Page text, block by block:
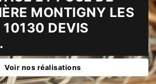
MONTIGNY LES
10130 DEVIS
Voir nos réalisations